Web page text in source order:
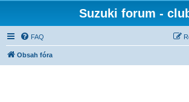
Suzuki forum -
FAQ
Obsah fóra